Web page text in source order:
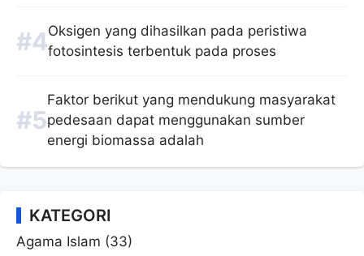
Oksigen yang dihasilkan pada peristiwa
fotosintesis terbentuk pada proses
Faktor berikut yang mendukung masyarakat
pedesaan dapat menggunakan sumber
energi biomassa adalah
KATEGORI
Agama Islam (33)